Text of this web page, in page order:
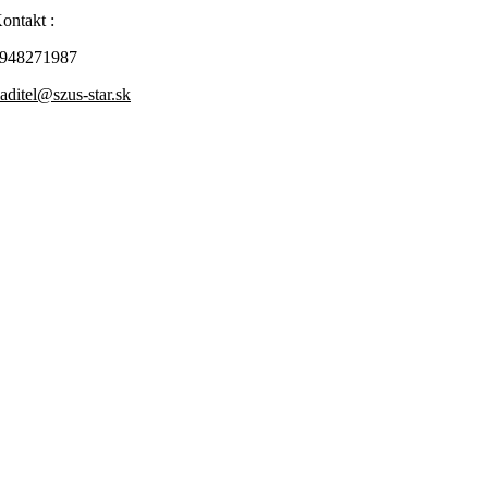
:
star.sk